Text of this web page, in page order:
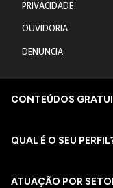
PRIVACIDADE
OUVIDORIA
DENUNCIA
CONTEÚDOS
QUAL É O SEU
ATUAÇÃO POR